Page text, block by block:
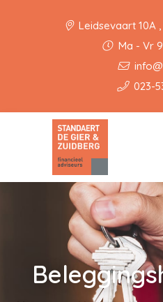
Leidsevaart 10A
Ma - Vr
023-